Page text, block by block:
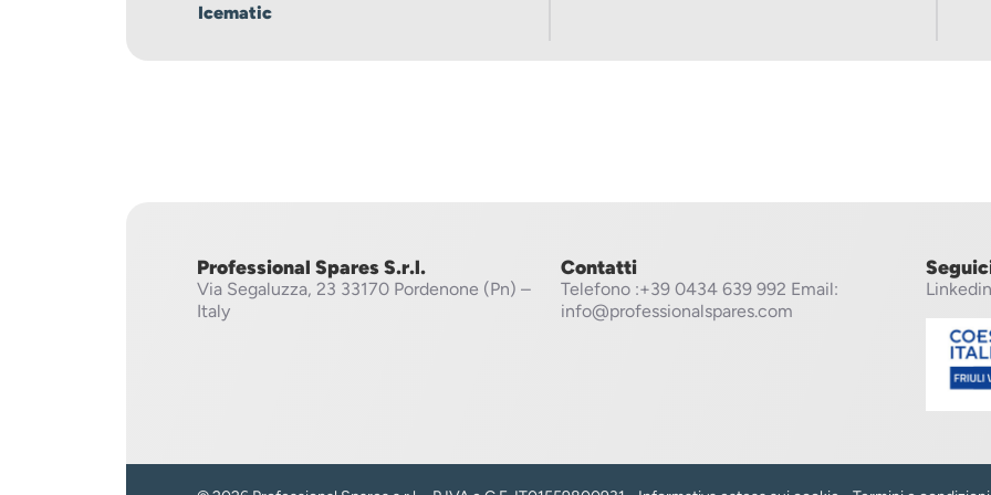
Icematic
Professional Spares S.r.l.
Via Segaluzza, 23 33170 Pordenone (Pn) –
Italy
Contatti
Telefono :+39 0434 639 992 Email:
info@professionalspares.com
Linkedin